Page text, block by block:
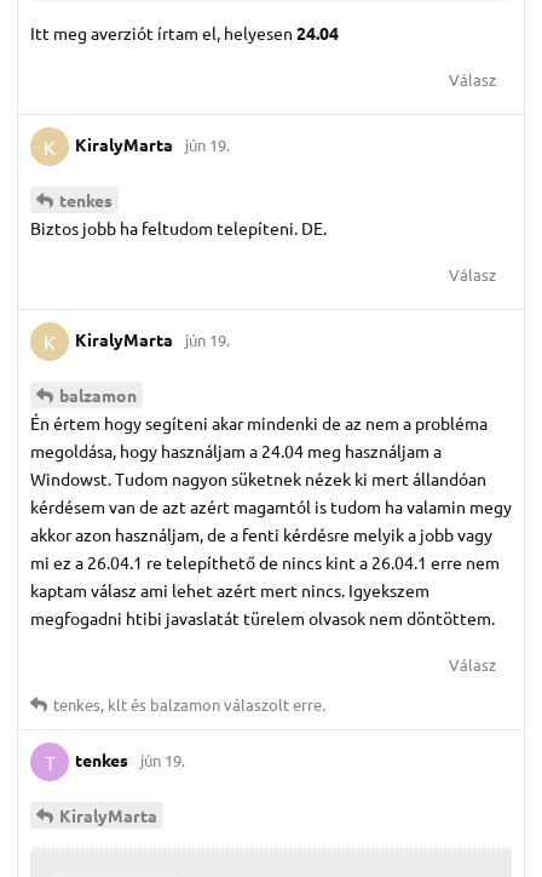
Itt meg averziót írtam el, helyesen 24.04
Válasz
K KiralyMarta jún 19.
tenkes
Biztos jobb ha feltudom telepíteni. DE.
Válasz
K KiralyMarta jún 19.
balzamon
Én értem hogy segíteni akar mindenki de az nem a probléma
megoldása, hogy használjam a 24.04 meg használjam a
Windowst. Tudom nagyon süketnek nézek ki mert állandóan
kérdésem van de azt azért magamtól is tudom ha valamin megy
akkor azon használjam, de a fenti kérdésre melyik a jobb vagy
mi ez a 26.04.1 re telepíthető de nincs kint a 26.04.1 erre nem
kaptam válasz ami lehet azért mert nincs. Igyekszem
megfogadni htibi javaslatát türelem olvasok nem döntöttem.
Válasz
tenkes, kltés balzamonválaszolt erre.
T tenkes jún 19.
KiralyMarta